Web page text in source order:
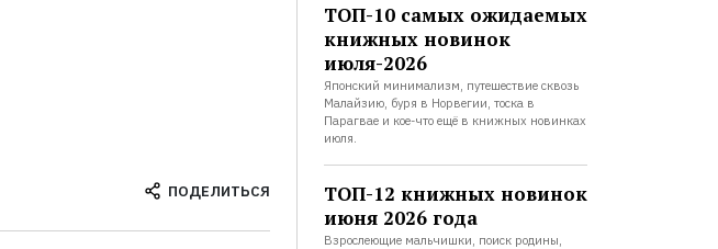
ПОДЕЛИТЬСЯ
ТОП-10 самых ожидаемых
книжных новинок
июля-2026
Японский минимализм, путешествие сквозь
Малайзию, буря в Норвегии, тоска в
Парагвае и кое-что ещё в книжных новинках
июля.
ТОП-12 книжных новинок
июня 2026 года
Взрослеющие мальчишки, поиск родины,